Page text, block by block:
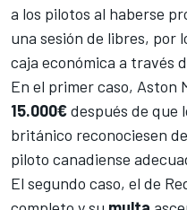
a los pilotos al haberse
una sesión de libres, por
caja económica a través
En el primer caso, Aston
15.000€después de que
británico reconociesen
piloto canadiense
El segundo caso, el de